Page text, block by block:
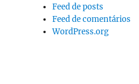
Feed de posts
Feed de comentários
WordPress.org